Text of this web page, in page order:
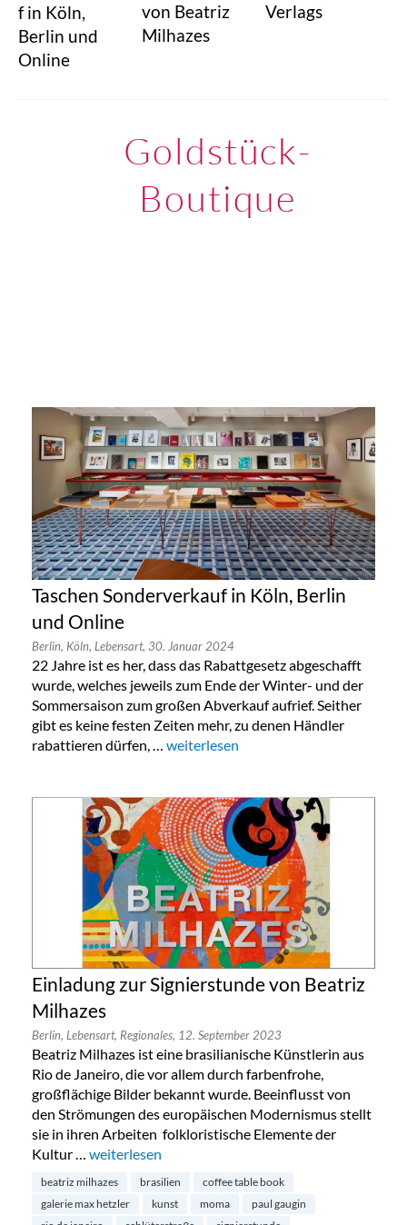
f in Köln,
Berlin und
Online
von Beatriz
Milhazes
Verlags
Goldstück-
Boutique
Taschen Sonderverkauf in Köln, Berlin
und Online
Berlin, Köln, Lebensart, 30. Januar 2024
22 Jahre ist es her, dass das Rabattgesetz abgeschafft
wurde, welches jeweils zum Ende der Winter- und der
Sommersaison zum großen Abverkauf aufrief. Seither
gibt es keine festen Zeiten mehr, zu denen Händler
rabattieren dürfen, … „Taschen Sonderverkauf in Köln,
weiterlesen
Einladung zur Signierstunde von Beatriz
Milhazes
Berlin, Lebensart, Regionales, 12. September 2023
Beatriz Milhazes ist eine brasilianische Künstlerin aus
Rio de Janeiro, die vor allem durch farbenfrohe,
großflächige Bilder bekannt wurde. Beeinflusst von
den Strömungen des europäischen Modernismus stellt
sie in ihren Arbeiten folkloristische Elemente der
Kultur … „Einladung zur Signierstunde von Beatriz Milhazes“
weiterlesen
beatriz milhazes brasilien
coffee table book
galerie max hetzler
kunst moma
paul gaugin